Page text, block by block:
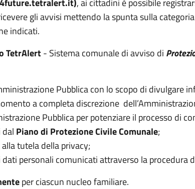
, ai cittadini è possibile
gli avvisi mettendo la spunta sulla
indicati.
TetrAlert- Sistema comunale di avviso di
Pubblica con lo scopo di divulgare
a completa discrezione
Pubblica per potenziare il processo di
Piano di Protezione Civile Comunale;
tutela della privacy;
personali comunicati attraverso la procedura
per ciascun nucleo familiare.